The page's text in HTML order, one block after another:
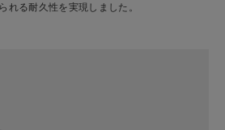
れる耐久性を実現しました。